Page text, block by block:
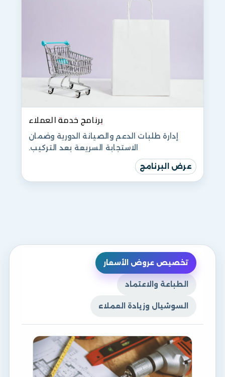
برنامج خدمة العملاء
إدارة طلبات الدعم والصيانة الدورية وضمان
الاستجابة السريعة بعد التركيب.
عرض البرنامج
تخصيص عروض الأسعار
الطباعة والاعتماد
السوشيال وزيادة العملاء